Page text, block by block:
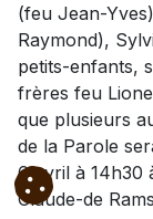
(feu Jean-
Raymond),
petits-enfants,
frères feu
que plusieurs
de la Parole
6 avril à 14h30
Claude-de